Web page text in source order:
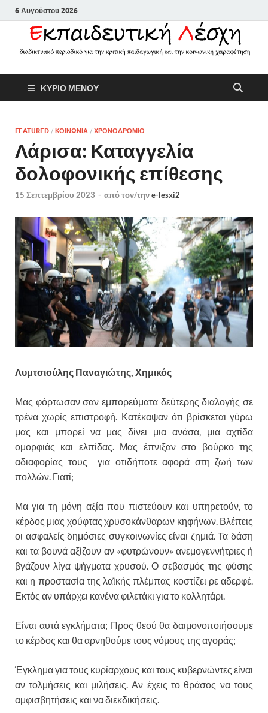
6 Αυγούστου 2026
κριτική παιδαγωγική και την
κοινωνική χειραφέτηση
ΚΥΡΙΟ ΜΕΝΟΥ
FEATURED / ΚΟΙΝΩΝΙΑ / ΧΡΟΝΟΔΡΟΜΙΟ
Λάρισα: Καταγγελία
δολοφονικής επίθεσης
15 Σεπτεμβρίου 2023 - από τον/τηνe-lesxi2
Λυμτσιούλης Παναγιώτης, Χημικός
Μας φόρτωσαν σαν εμπορεύματα δεύτερης διαλογής σε
τρένα χωρίς επιστροφή. Κατέκαψαν ότι βρίσκεται γύρω
μας και μπορεί να μας δίνει μια ανάσα, μια αχτίδα
ομορφιάς και ελπίδας. Μας έπνιξαν στο βούρκο της
αδιαφορίας τους για οτιδήποτε αφορά στη ζωή των
πολλών. Γιατί;
Μα για τη μόνη αξία που πιστεύουν και υπηρετούν, το
κέρδος μιας χούφτας χρυσοκάνθαρων κηφήνων. Βλέπεις
οι ασφαλείς δημόσιες συγκοινωνίες είναι ζημιά. Τα δάση
και τα βουνά αξίζουν αν «φυτρώνουν» ανεμογεννήτριες ή
βγάζουν λίγα ψήγματα χρυσού. Ο σεβασμός της φύσης
και η προστασία της λαϊκής πλέμπας κοστίζει ρε αδερφέ.
Εκτός αν υπάρχει κανένα φιλετάκι για το κολλητάρι.
Είναι αυτά εγκλήματα; Προς θεού θα δαιμονοποιήσουμε
το κέρδος και θα αρνηθούμε τους νόμους της αγοράς;
Έγκλημα για τους κυρίαρχους και τους κυβερνώντες είναι
αν τολμήσεις και μιλήσεις. Αν έχεις το θράσος να τους
αμφισβητήσεις και να διεκδικήσεις.